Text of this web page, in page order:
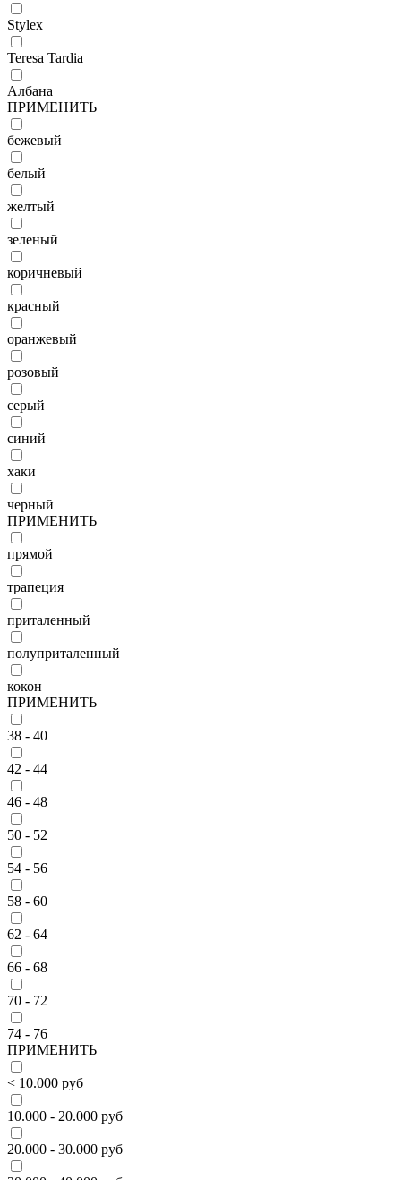
Stylex
Teresa Tardia
Албана
ПРИМЕНИТЬ
бежевый
белый
желтый
зеленый
коричневый
красный
оранжевый
розовый
серый
синий
хаки
черный
ПРИМЕНИТЬ
прямой
трапеция
приталенный
полуприталенный
кокон
ПРИМЕНИТЬ
38 - 40
42 - 44
46 - 48
50 - 52
54 - 56
58 - 60
62 - 64
66 - 68
70 - 72
74 - 76
ПРИМЕНИТЬ
< 10.000 руб
10.000 - 20.000 руб
20.000 - 30.000 руб